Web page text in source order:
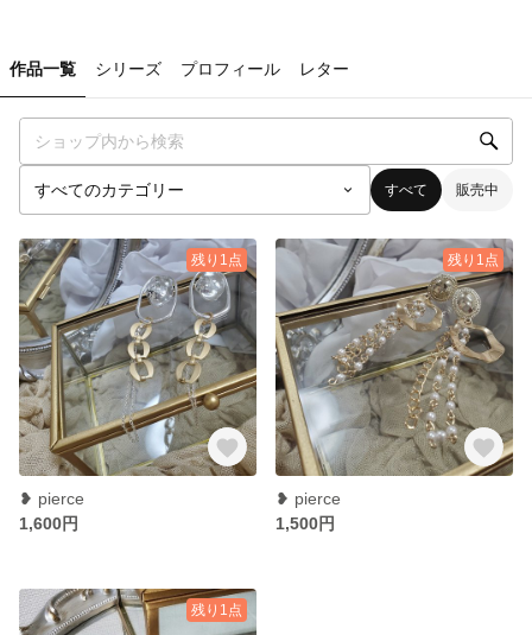
作品一覧 シリーズ プロフィール レター
すべて 販売中
残り1点
❥︎ pierce
1,600円
残り1点
❥ pierce
1,500円
残り1点